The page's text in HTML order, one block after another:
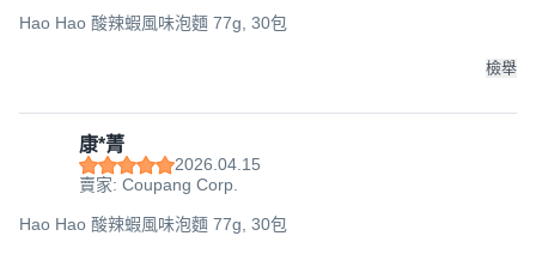
Hao Hao 酸辣蝦風味泡麵 77g, 30包
檢舉
康*菁
2026.04.15
賣家: Coupang Corp.
Hao Hao 酸辣蝦風味泡麵 77g, 30包